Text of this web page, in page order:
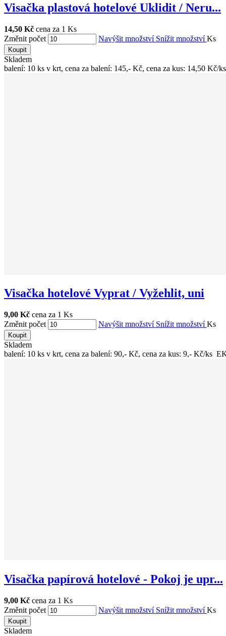
Visačka plastová hotelové Uklidit / Neru...
14,50 Kč cena za 1 Ks
Změnit počet
Navýšit množství Snížit množstvíKs
Koupit
Skladem
balení: 10 ks v krt, cena za balení: 145,- Kč, cena za kus: 14,50 Kč/ks
Visačka hotelové Vyprat / Vyžehlit, uni
9,00 Kč cena za 1 Ks
Změnit počet
Navýšit množství Snížit množstvíKs
Koupit
Skladem
balení: 10 ks v krt, cena za balení: 90,- Kč, cena za kus: 9,- Kč/ks
Visačka papírová hotelové - Pokoj je upr...
9,00 Kč cena za 1 Ks
Změnit počet
Navýšit množství Snížit množstvíKs
Koupit
Skladem